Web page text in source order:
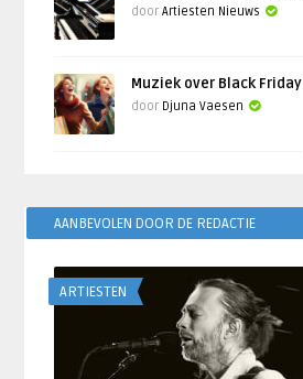
doorArtiesten Nieuws
Muziek over Black Friday
door Djuna Vaesen
AANBEVOLEN DOOR DE REDACTIE
ARTIESTEN